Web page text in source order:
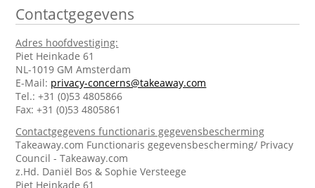
Contactgegevens
Adres hoofdvestiging:
Piet Heinkade 61
NL-1019 GM Amsterdam
E-Mail: privacy-concerns@takeaway.com
Tel.: +31 (0)53 4805866
Fax: +31 (0)53 4805861
Contactgegevens functionaris gegevensbescherming
Takeaway.com Functionaris gegevensbescherming/ Privacy
Council - Takeaway.com
z.Hd. Daniël Bos & Sophie Versteege
Piet Heinkade 61